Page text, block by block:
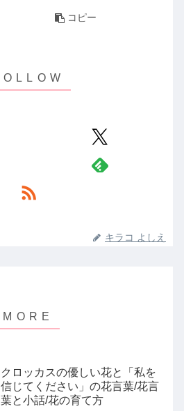
コピー
キラコ よしえ
クロッカスの優しい花と「私を
信じてください」の花言葉/花言
葉と小話/花の育て方